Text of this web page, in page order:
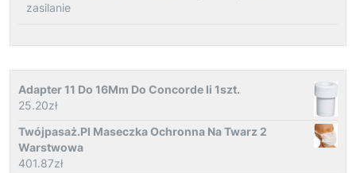
zasilanie
Adapter 11 Do 16Mm Do Concorde Ii 1szt.
25.20zł
Twójpasaż.Pl Maseczka Ochronna Na Twarz 2
Warstwowa
401.87zł